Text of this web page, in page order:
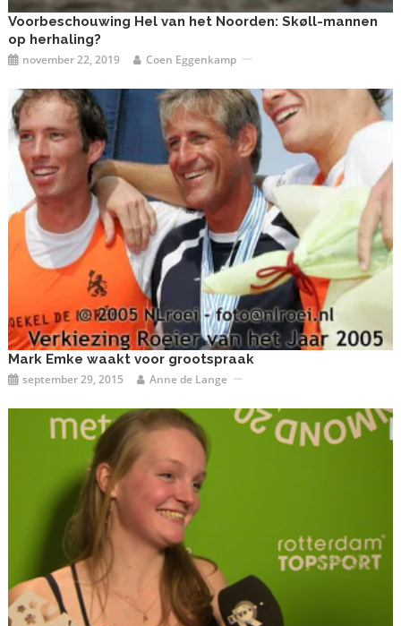
Voorbeschouwing Hel van het Noorden: Skøll-mannen
op herhaling?
november 22, 2019 Coen Eggenkamp
Mark Emke waakt voor grootspraak
september 29, 2015 Anne de Lange